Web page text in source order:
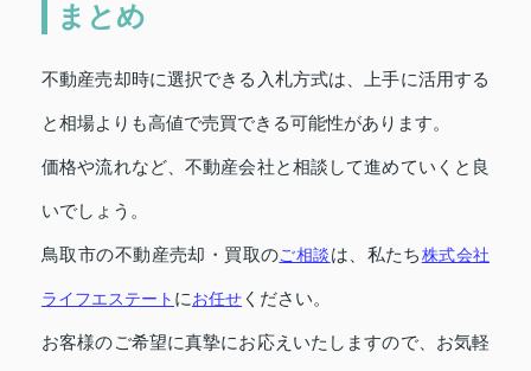
まとめ
不動産売却時に選択できる入札方式は、上手に活用する
と相場よりも高値で売買できる可能性があります。
価格や流れなど、不動産会社と相談して進めていくと良
いでしょう。
鳥取市の不動産売却・買取のご相談は、私たち株式会社
ライフエステート にお任せ ください。
お客様のご希望に真摯にお応えいたしますので、お気軽